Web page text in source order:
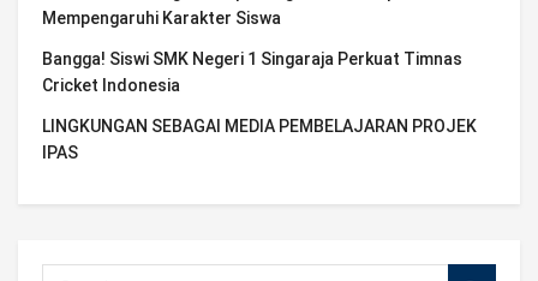
Mempengaruhi Karakter Siswa
Bangga! Siswi SMK Negeri 1 Singaraja Perkuat Timnas
Cricket Indonesia
LINGKUNGAN SEBAGAI MEDIA PEMBELAJARAN PROJEK
IPAS